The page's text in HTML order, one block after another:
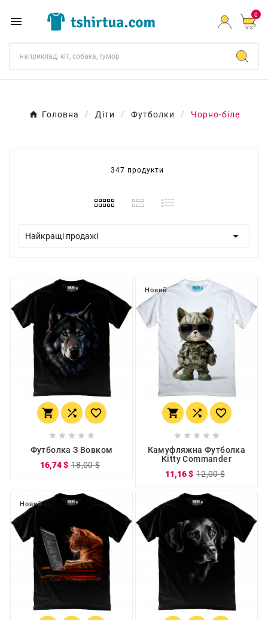
 0
Головна Діти Футболки Чорно-біле
347 продукти
Найкращі продажі 
  
    
Футболка З Вовком
16,74 $ 18,00 $
Новий
  
    
Камуфляжна Футболка
Kitty Commander
11,16 $ 12,00 $
Новий